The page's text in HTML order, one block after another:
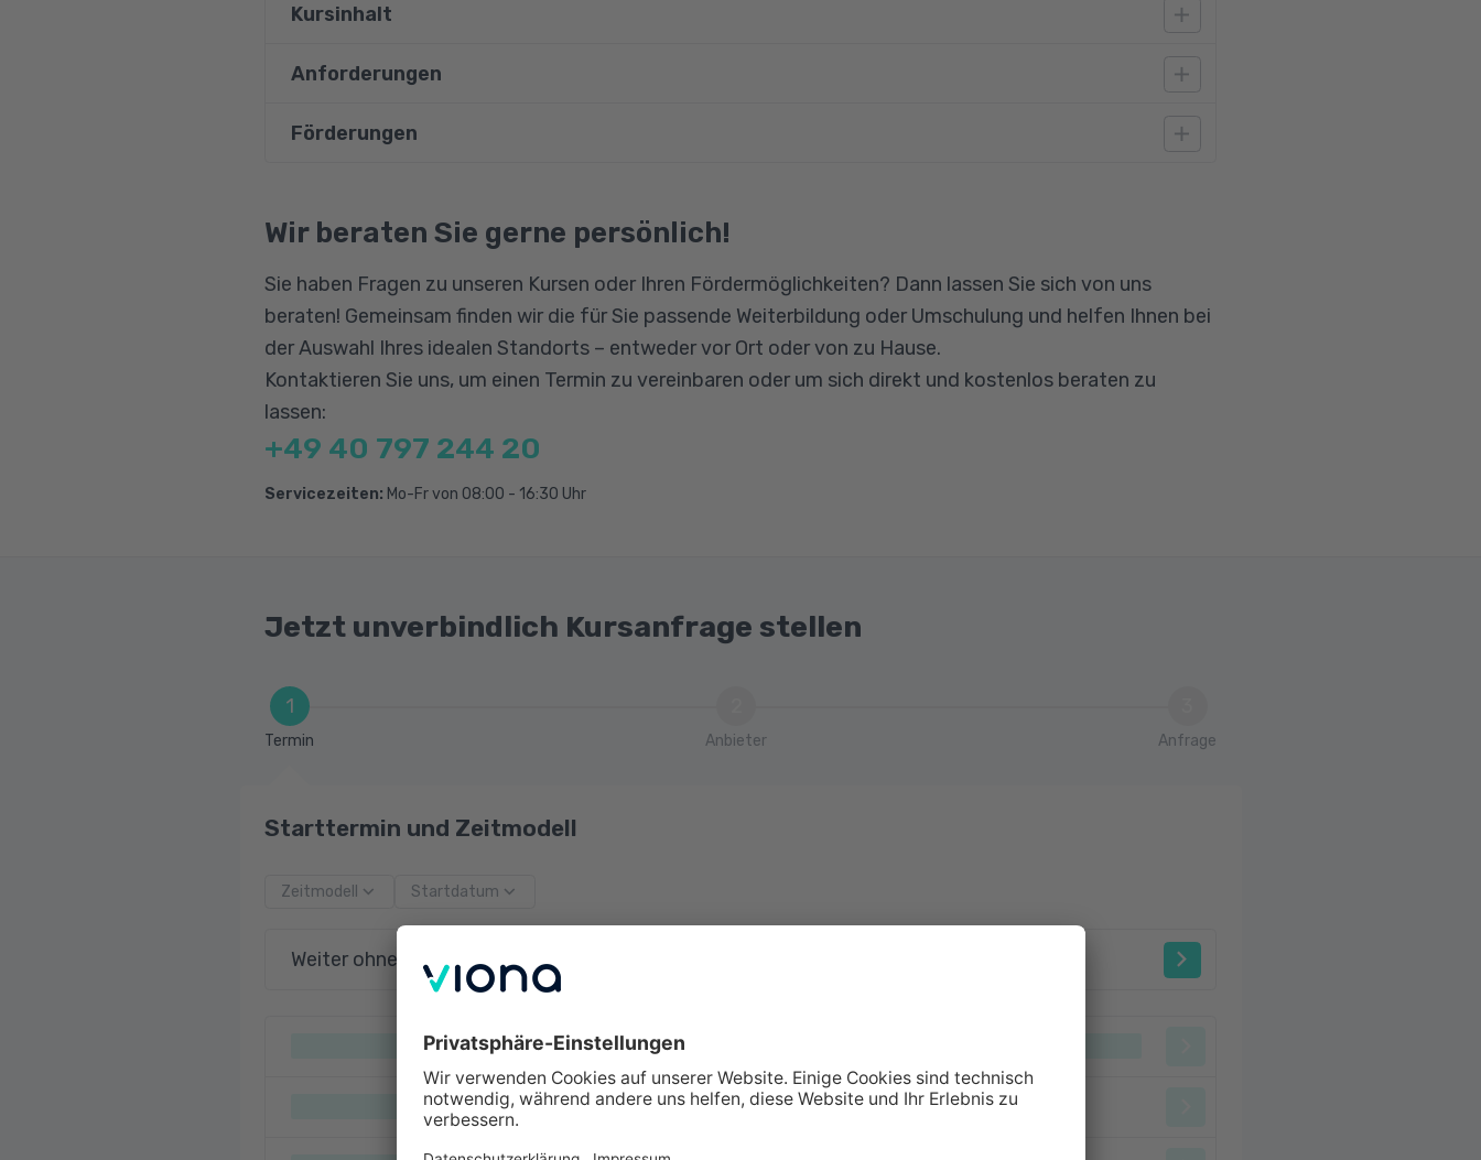
Kursinhalt
Grundlegende Kenntnisse der Online-Zusammenarbeit
Online-Speicher, Office-Anwendungen, Online-Kalender
Online-Meetings, Online-Lernplattformen
Webbasierte Office-Apps
Soziale Medien, Facebook, Wikis
Mobile Zusammenarbeit, mobile Endgeräte
Offene WLAN-Verbindungen sicher nutzen
Bilder und Videos mobil teilen
Anforderungen
Kursteilnehmer müssen grundlegende PC-Kenntnisse mit Windows und Microsoft Office mitbringen
Förderungen
Qualifizierungschancengesetz
Wir beraten Sie gerne persönlich!
Sie haben Fragen zu unseren Kursen oder Ihren Fördermöglichkeiten? Dann lassen Sie sich von uns
beraten! Gemeinsam finden wir die für Sie passende Weiterbildung oder Umschulung und helfen Ihnen bei
der Auswahl Ihres idealen Standorts – entweder vor Ort oder von zu Hause.
Kontaktieren Sie uns, um einen Termin zu vereinbaren oder um sich direkt und kostenlos beraten zu
lassen:
+49 40 797 244 20
Servicezeiten: Mo-Fr von 08:00 - 16:30 Uhr
Jetzt unverbindlich Kursanfrage stellen
1
Termin Anbieter Anfrage
Starttermin und Zeitmodell
Zeitmodell Startdatum
Weiter ohne Terminauswahl